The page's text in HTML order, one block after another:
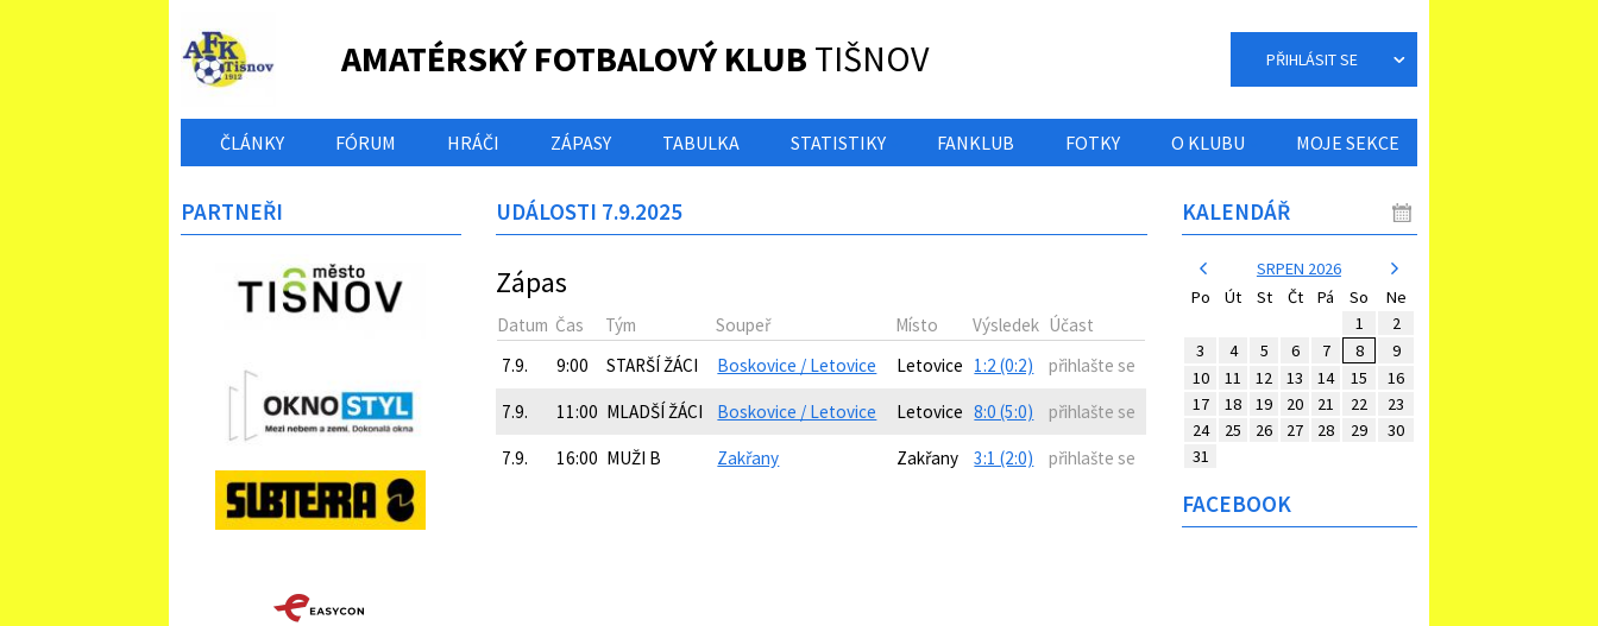
AMATÉRSKÝ FOTBALOVÝ KLUB TIŠNOV PŘIHLÁSIT SE
ČLÁNKY FÓRUM HRÁČI ZÁPASY TABULKA STATISTIKY FANKLUB FOTKY O KLUBU MOJE SEKCE
UDÁLOSTI 7.9.2025
Zápas
Datum Čas Tým Soupeř Místo Výsledek Účast
7.9.
9:00 STARŠÍ ŽÁCI Boskovice / Letovice Letovice 1:2 (0:2) přihlašte se
7.9. 11:00 MLADŠÍ ŽÁCI Boskovice / Letovice Letovice 8:0 (5:0) přihlašte se
7.9. 16:00 MUŽI B Zakřany Zakřany 3:1 (2:0) přihlašte se
PARTNEŘI KALENDÁŘ
SRPEN 2026
Po
Út St Čt Pá So
Ne
1
2
3
4 5 6 7 8
9
10
11 12 13 14 15
16
17
18 19 20 21 22
23
24
25 26 27 28 29
30
31
FACEBOOK